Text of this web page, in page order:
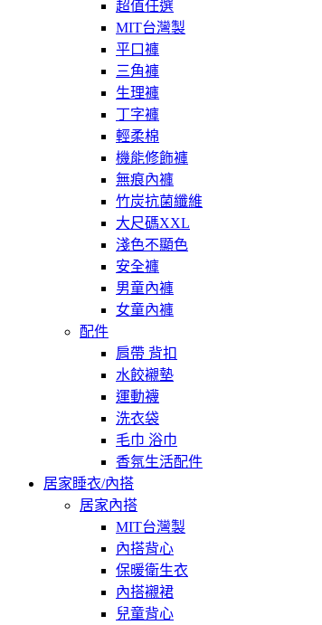
超值任選
MIT台灣製
平口褲
三角褲
生理褲
丁字褲
輕柔棉
機能修飾褲
無痕內褲
竹炭抗菌纖維
大尺碼XXL
淺色不顯色
安全褲
男童內褲
女童內褲
配件
肩帶 背扣
水餃襯墊
運動襪
洗衣袋
毛巾 浴巾
香氛生活配件
居家睡衣/內搭
居家內搭
MIT台灣製
內搭背心
保暖衛生衣
內搭襯裙
兒童背心